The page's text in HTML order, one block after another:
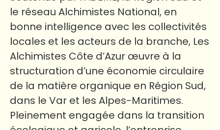
le réseau Alchimistes National, en
bonne intelligence avec les collectivités
locales et les acteurs de la branche, Les
Alchimistes Côte d’Azur œuvre à la
structuration d’une économie circulaire
de la matière organique en Région Sud,
dans le Var et les Alpes-Maritimes.
Pleinement engagée dans la transition